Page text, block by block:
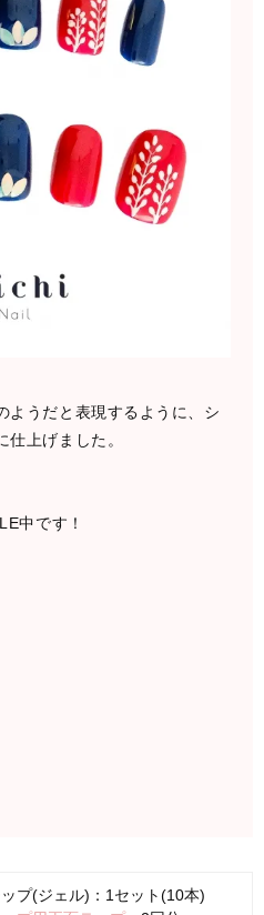
ようだと表現するように、シ
仕上げました。
中です！
プ(ジェル)：1セット(10本)